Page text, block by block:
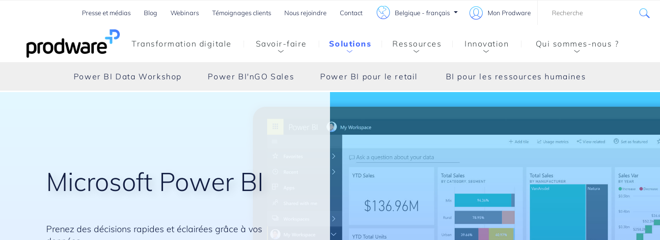
Presse et médias Blog Webinars Témoignages clients Nous rejoindre Contact Belgique - français Mon Prodware
Transformation digitale Savoir-faire Solutions Ressources Innovation Qui sommes-nous ?
Power BI Data Workshop Power BI'nGO Sales Power BI pour le retail BI pour les ressources humaines
Microsoft Power BI
Prenez des décisions rapides et éclairées grâce à vos